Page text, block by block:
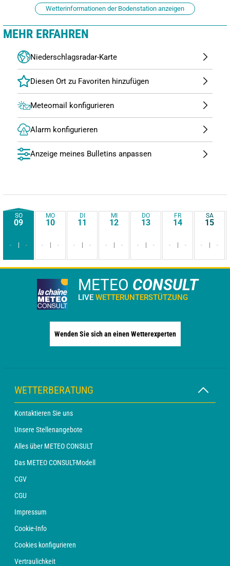
Wetterinformationen der Bodenstation anzeigen
MEHR ERFAHREN
Niederschlagsradar-Karte
Meteomail konfigurieren
Alarm konfigurieren
Anzeige meines Bulletins anpassen
SO
09
- -
MO
10
- -
DI
11
- -
MI
12
- -
DO
13
- -
FR
14
- -
SA
15
- -
METEO CONSULT
LIVE WETTERUNTERSTÜTZUNG
Wenden Sie sich an einen Wetterexperten
WETTERBERATUNG
Kontaktieren Sie uns
Unsere Stellenangebote
Alles über METEO CONSULT
Das METEO CONSULT-Modell
CGV
CGU
Impressum
Cookie-Info
Cookies konfigurieren
Vertraulichkeit